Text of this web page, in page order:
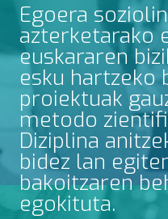
Egoera
azterketarako
euskararen
esku hartzeko
proiektuak
metodo
Diziplina
bidez lan
bakoitzaren
egokituta.